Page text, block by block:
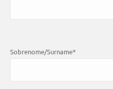
Sobrenome/Surname*